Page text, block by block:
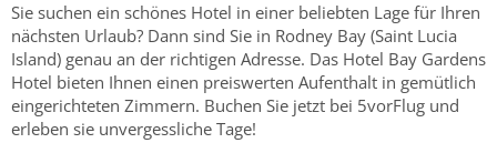
Sie suchen ein schönes Hotel in einer beliebten Lage für Ihren
nächsten Urlaub? Dann sind Sie in Rodney Bay (Saint Lucia
Island) genau an der richtigen Adresse. Das Hotel Bay Gardens
Hotel bieten Ihnen einen preiswerten Aufenthalt in gemütlich
eingerichteten Zimmern. Buchen Sie jetzt bei 5vorFlug und
erleben sie unvergessliche Tage!